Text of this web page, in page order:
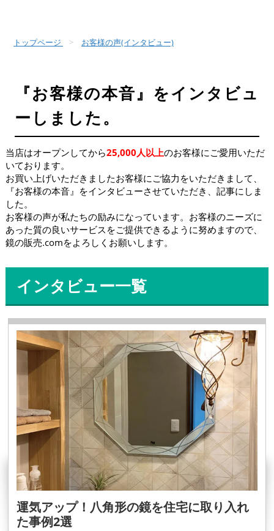
トップページ お客様の声(インタビュー)
『お客様の本音』をインタビュ
ーしました。
当店はオープンしてから25,000人以上のお客様にご愛用いただ
いております。
お買い上げいただきましたお客様にご協力をいただきまして、
『お客様の本音』をインタビューさせていただき、記事にしま
した。
お客様の声が私たちの励みになっています。お客様のニーズに
あった質の良いサービスをご提供できるように努めますので、
鏡の販売.comをよろしくお願いします。
インタビュー一覧
運気アップ！八角形の鏡を住宅に取り入れ
た事例2選